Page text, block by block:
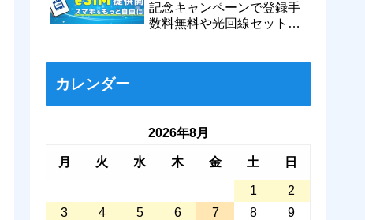
記念キャンペーンで登録手
数料無料や光回線セットで
カレンダー
2026年8月
月 火 水 木 金 土 日
1
2
3
4 5 6 7 8 9